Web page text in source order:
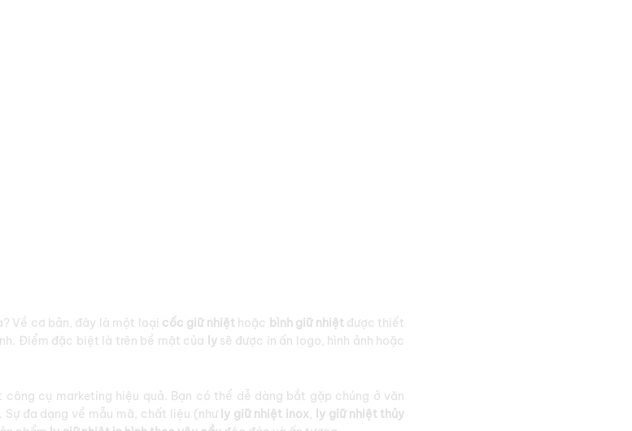
Về cơ bản, đây là một loại cốc giữ nhiệt hoặc bình giữ nhiệt được thiết
Điểm đặc biệt là trên bề mặt của lysẽ được in ấn logo, hình ảnh hoặc
cụ marketing hiệu quả. Bạn có thể dễ dàng bắt gặp chúng ở văn
đa dạng về mẫu mã, chất liệu (như ly giữ nhiệt inox, ly giữ nhiệt thủy